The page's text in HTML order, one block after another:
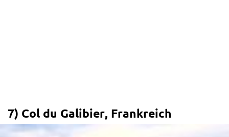
7) Col du Galibier, Frankreich